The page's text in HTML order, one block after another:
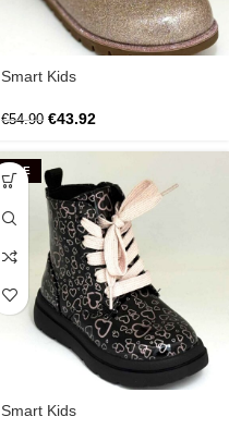
Smart Kids
€54.90 €43.92
SALE
Smart Kids